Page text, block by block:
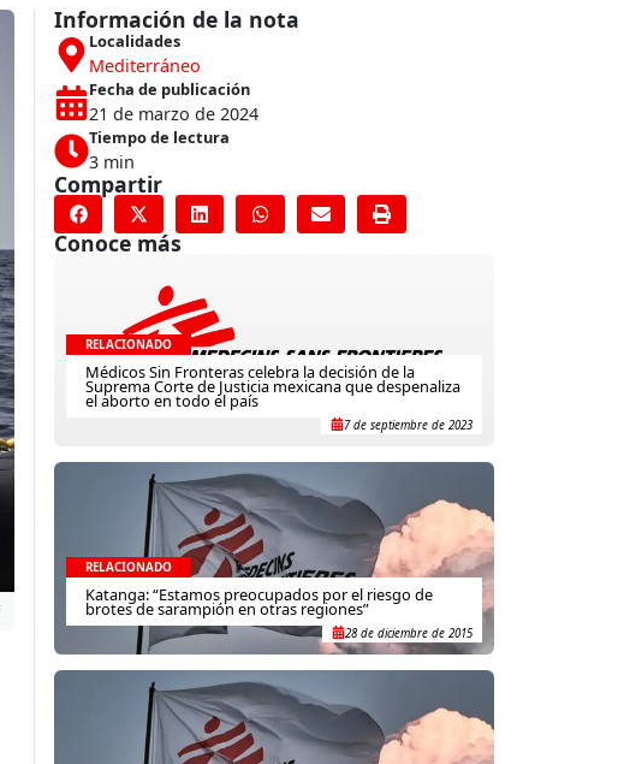
Información de la nota
Localidades
Mediterráneo
Fecha de publicación
21 de marzo de 2024
Tiempo de lectura
3 min
Compartir
Conoce más
RELACIONADO
Médicos Sin Fronteras celebra la decisión de la
Suprema Corte de Justicia mexicana que despenaliza
el aborto en todo el país
7 de septiembre de 2023
RELACIONADO
Katanga: “Estamos preocupados por el riesgo de
brotes de sarampión en otras regiones”
28 de diciembre de 2015